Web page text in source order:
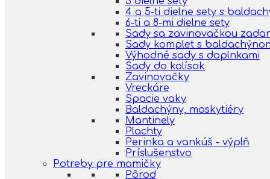
4 a 5-ti dielne sety s
6-ti a 8-mi dielne sety
Sady sa zavinovačkou
Sady komplet s
Výhodné sady s doplnkami
Sady do kolísok
Zavinovačky
Vreckáre
Spacie vaky
Baldachýny, moskytiéry
Mantinely
Plachty
Perinka a vankúš - výplň
Príslušenstvo
Potreby pre mamičky
Pôrod